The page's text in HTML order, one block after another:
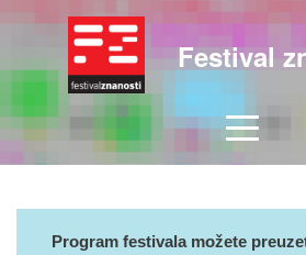
Festival
Program festivala možete